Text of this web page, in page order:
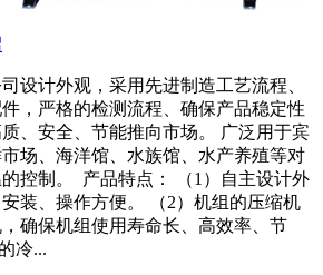
设计外观，采用先进制造工艺流程、
，严格的检测流程、确保产品稳定性
、安全、节能推向市场。 广泛用于宾
场、海洋馆、水族馆、水产养殖等对
控制。 产品特点： （1）自主设计外
装、操作方便。 （2）机组的压缩机
确保机组使用寿命长、高效率、节
冷...